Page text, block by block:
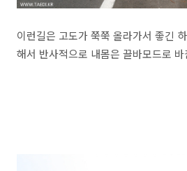
이런길은 고도가 쭉쭉 올라가서 좋긴
해서 반사적으로 내몸은 끌바모드로 바